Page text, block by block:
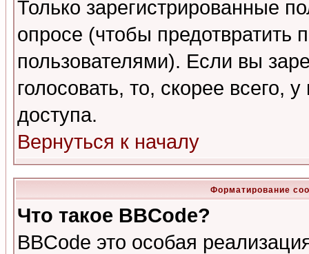
Только зарегистрированные
опросе (чтобы предотвратить
пользователями). Если вы
голосовать, то, скорее всего,
доступа.
Вернуться к началу
Форматирование
Что такое BBCode?
BBCode это особая